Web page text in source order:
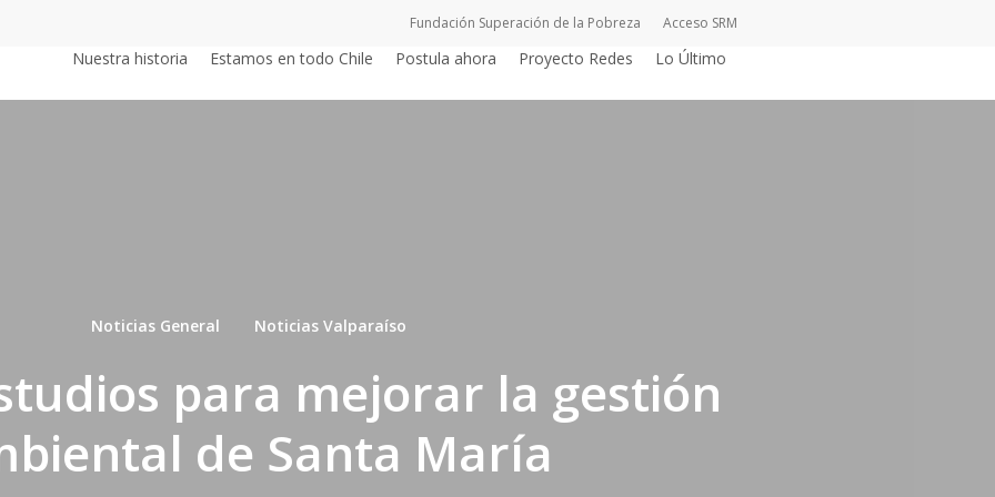
Fundación Superación de la Pobreza Acceso SRM
Nuestra historia Estamos en todo Chile Postula ahora Proyecto Redes Lo Último
Noticias General Noticias Valparaíso
para mejorar la gestión
de Santa María